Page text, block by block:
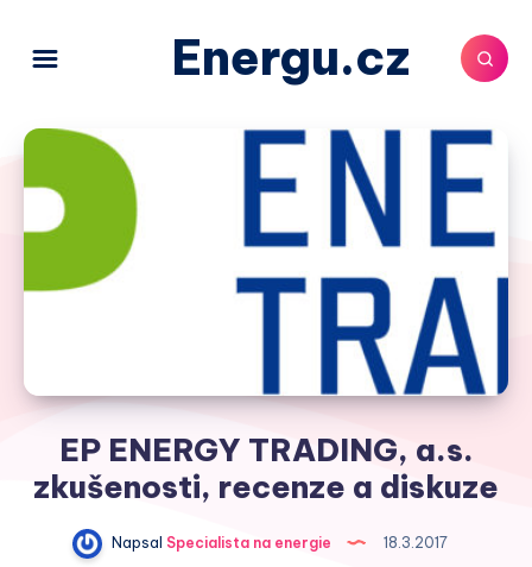
Energu.cz
EP ENERGY TRADING, a.s.
zkušenosti, recenze a diskuze
Napsal Specialista na energie
18.3.2017